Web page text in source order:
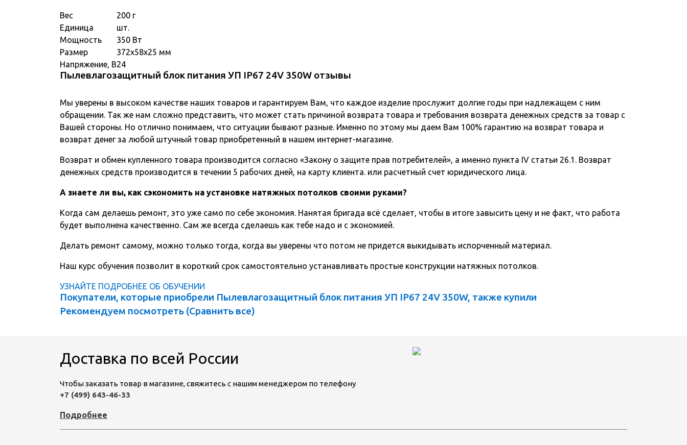
Вес
200 г
Единица
шт.
Мощность
350 Вт
Размер
372х58х25 мм
Напряжение, В24
Пылевлагозащитный блок питания УП IP67 24V 350W отзывы
Мы уверены в высоком качестве наших товаров и гарантируем Вам, что каждое изделие прослужит долгие годы при надлежащем с ним
обращении. Так же нам сложно представить, что может стать причиной возврата товара и требования возврата денежных средств за товар с
Вашей стороны. Но отлично понимаем, что ситуации бывают разные. Именно по этому мы даем Вам 100% гарантию на возврат товара и
возврат денег за любой штучный товар приобретенный в нашем интернет-магазине.
Возврат и обмен купленного товара производится согласно «Закону о защите прав потребителей», а именно пункта IV статьи 26.1. Возврат
денежных средств производится в течении 5 рабочих дней, на карту клиента. или расчетный счет юридического лица.
А знаете ли вы, как сэкономить на установке натяжных потолков своими руками?
Когда сам делаешь ремонт, это уже само по себе экономия. Нанятая бригада всё сделает, чтобы в итоге завысить цену и не факт, что работа
будет выполнена качественно. Сам же всегда сделаешь как тебе надо и с экономией.
Делать ремонт самому, можно только тогда, когда вы уверены что потом не придется выкидывать испорченный материал.
Наш курс обучения позволит в короткий срок самостоятельно устанавливать простые конструкции натяжных потолков.
УЗНАЙТЕ ПОДРОБНЕЕ ОБ ОБУЧЕНИИ
Покупатели, которые приобрели Пылевлагозащитный блок питания УП IP67 24V 350W, также купили
Рекомендуем посмотреть (Сравнить все)
Доставка по всей России
Чтобы заказать товар в магазине, свяжитесь с нашим менеджером по телефону
+7 (499) 643-46-33
Подробнее